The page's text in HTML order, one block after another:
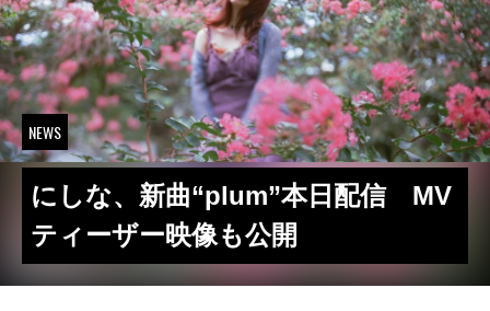
NEWS
にしな、新曲“plum”本日配信 MV
ティーザー映像も公開